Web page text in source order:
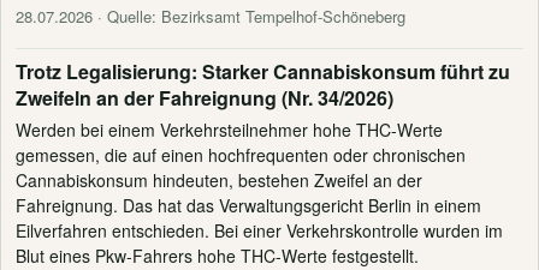
28.07.2026 · Quelle: Bezirksamt Tempelhof-Schöneberg
Trotz Legalisierung: Starker Cannabiskonsum führt zu
Zweifeln an der Fahreignung (Nr. 34/2026)
Werden bei einem Verkehrsteilnehmer hohe THC-Werte
gemessen, die auf einen hochfrequenten oder chronischen
Cannabiskonsum hindeuten, bestehen Zweifel an der
Fahreignung. Das hat das Verwaltungsgericht Berlin in einem
Eilverfahren entschieden. Bei einer Verkehrskontrolle wurden im
Blut eines Pkw-Fahrers hohe THC-Werte festgestellt.